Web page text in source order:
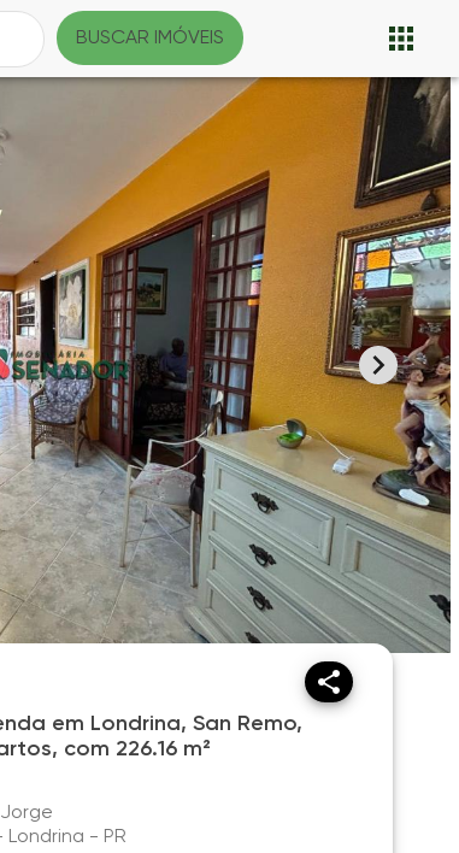
BUSCAR IMÓVEIS
em Londrina, San Remo,
com 226.16 m²
Londrina - PR